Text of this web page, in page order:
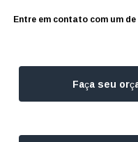
Entre em contato com um
Faça seu